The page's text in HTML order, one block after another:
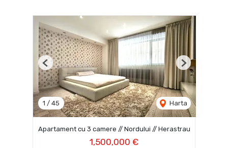
1 / 45 Harta
Previous Next
Apartament cu 3 camere // Nordului // Herastrau
1,500,000 €